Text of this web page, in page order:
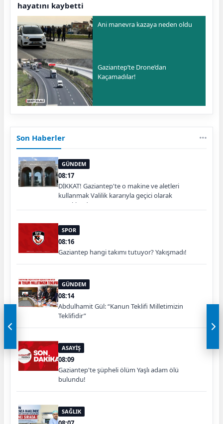
hayatını kaybetti
Ani manevra kazaya neden oldu
Gaziantep’te Drone’dan
Kaçamadılar!
Son Haberler
GÜNDEM
08:17
DİKKAT! Gaziantep'te o makine ve aletleri
kullanmak Valilik kararıyla geçici olarak
yasaklandı
SPOR
08:16
Gaziantep hangi takımı tutuyor? Yakışmadı!
GÜNDEM
08:14
Abdulhamit Gül: “Kanun Teklifi Milletimizin
Teklifidir”
ASAYİŞ
08:09
Gaziantep'te şüpheli ölüm Yaşlı adam ölü
bulundu!
SAĞLIK